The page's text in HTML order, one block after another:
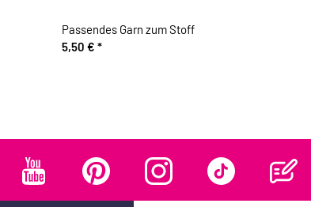
Passendes Garn zum Stoff
5,50 € *